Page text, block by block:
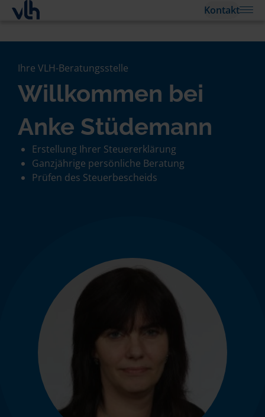
Kontakt
Ihre VLH-Beratungsstelle
Willkommen bei
Anke Stüdemann
Erstellung Ihrer Steuererklärung
Ganzjährige persönliche Beratung
Prüfen des Steuerbescheids